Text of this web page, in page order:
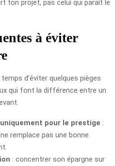
ton projet, pas celui qui paraît le
à éviter
d’éviter quelques pièges
qui font la différence entre un
pour le prestige :
remplace pas une bonne
: concentrer son épargne sur